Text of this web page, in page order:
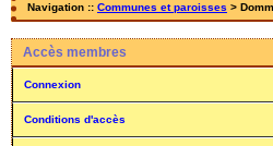
Navigation :: Communes et paroisses >
Accès membres
Connexion
Conditions d'accès